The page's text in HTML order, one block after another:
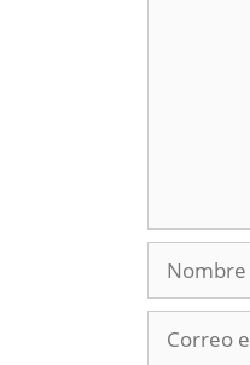
Nombre
electrónico